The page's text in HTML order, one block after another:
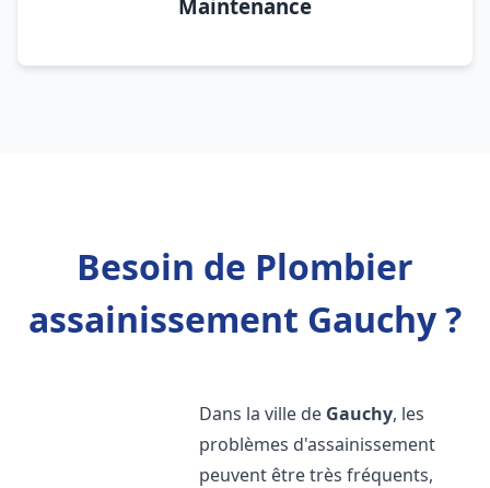
Maintenance
Besoin de Plombier
assainissement Gauchy ?
Dans la ville de Gauchy, les
problèmes d'assainissement
peuvent être très fréquents,